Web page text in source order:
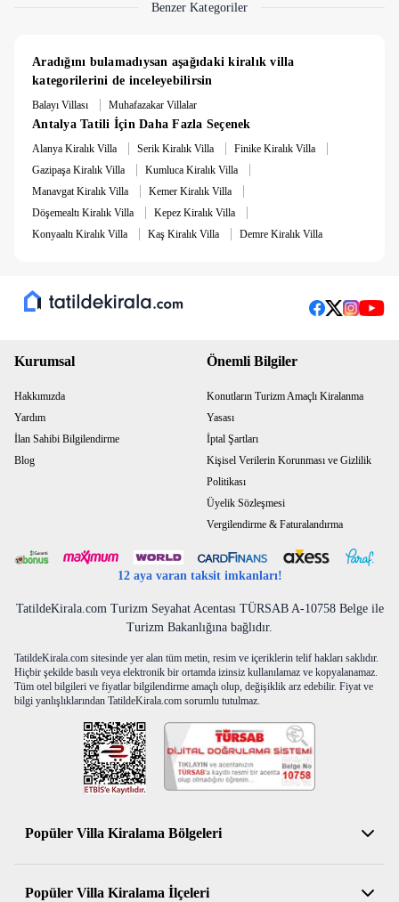
Benzer Kategoriler
Aradığını bulamadıysan aşağıdaki kiralık villa
kategorilerini de inceleyebilirsin
Balayı Villası | Muhafazakar Villalar
Antalya Tatili İçin Daha Fazla Seçenek
Alanya Kiralık Villa | Serik Kiralık Villa | Finike Kiralık Villa |
Gazipaşa Kiralık Villa | Kumluca Kiralık Villa |
Manavgat Kiralık Villa | Kemer Kiralık Villa |
Döşemealtı Kiralık Villa | Kepez Kiralık Villa |
Konyaaltı Kiralık Villa | Kaş Kiralık Villa | Demre Kiralık Villa
Kurumsal
Hakkımızda
Yardım
İlan Sahibi Bilgilendirme
Blog
Önemli Bilgiler
Konutların Turizm Amaçlı Kiralanma
Yasası
İptal Şartları
Kişisel Verilerin Korunması ve Gizlilik
Politikası
Üyelik Sözleşmesi
Vergilendirme & Faturalandırma
12 aya varan taksit imkanları!
TatildeKirala.com Turizm Seyahat Acentası TÜRSAB A-10758 Belge ile
Turizm Bakanlığına bağlıdır.
TatildeKirala.com sitesinde yer alan tüm metin, resim ve içeriklerin telif hakları saklıdır.
Hiçbir şekilde basılı veya elektronik bir ortamda izinsiz kullanılamaz ve kopyalanamaz.
Tüm otel bilgileri ve fiyatlar bilgilendirme amaçlı olup, değişiklik arz edebilir. Fiyat ve
bilgi yanlışlıklarından TatildeKirala.com sorumlu tutulmaz.
Popüler Villa Kiralama Bölgeleri
Antalya Kiralık Villa
Muğla Kiralık Villa
Popüler Villa Kiralama İlçeleri